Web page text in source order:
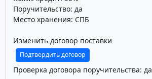
Поручительство: да
Место хранения: СПБ
Изменить договор поставки
Подтвердить договор
Проверка договора поручительства: да